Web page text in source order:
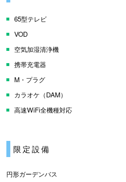
65型テレビ
VOD
空気加湿清浄機
携帯充電器
M・プラグ
カラオケ（DAM）
高速WiFi全機種対応
限定設備
円形ガーデンバス